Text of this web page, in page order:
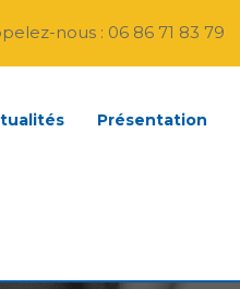
nous : 06 86 71 83 79
Présentation